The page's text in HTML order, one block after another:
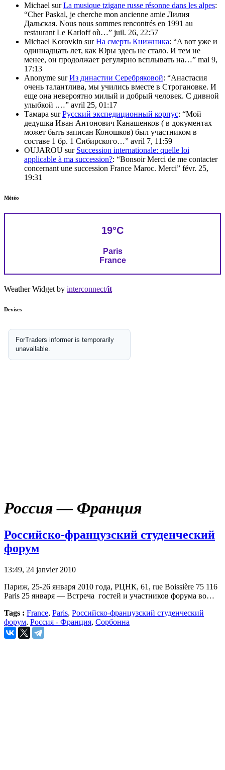
Michael surLa musique tzigane russe résonne dans les alpes:
“Cher Paskal, je cherche mon ancienne amie Лилия
Дальская. Nous nous sommes rencontrés en 1991 au
restaurant Le Karloff où…” juil. 26, 22:57
Michael Korovkin surНа смерть Книжника: “A вот уже и
одиннадцать лет, как Юры здесь не стало. И тем не
менее, он продолжает регулярно всплывать на…” mai 9,
17:13
Anonyme surИз династии Серебряковой: “Анастасия
очень талантлива, мы учились вместе в Строгановке. И
еще она невероятно милый и добрый человек. С дивной
улыбкой .…” avril 25, 01:17
Тамара surРусский экспедиционный корпус: “Мой
дедушка Иван Антонович Канашенков ( в документах
может быть записан Коношков) был участником в
составе 1 бр. 1 Сибирского…” avril 7, 11:59
OUJAROU sur Succession internationale: quelle loi
applicable à ma succession?: “Bonsoir Merci de me contacter
concernant une succession France Maroc. Merci” févr. 25,
19:31
Météo
19°C
Paris
France
Weather Widget by interconnect/it
Devises
Россия — Франция
Российско-французский студенческий
форум
13:49, 24 janvier 2010
Париж, 25-26 января 2010 годa, РЦНК, 61, rue Boissière 75 116
Paris 25 января — Встреча гостей и участников форума во…
Tags : France, Paris, Российско-французский студенческий
форум, Россия - Франция, Сорбонна